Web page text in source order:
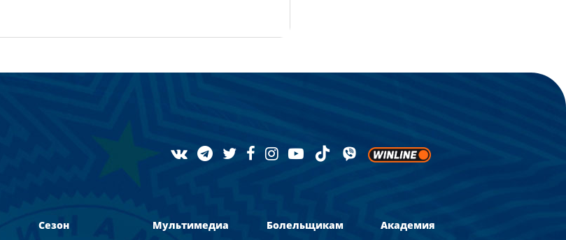
Сезон Мультимедиа Болельщикам Академия